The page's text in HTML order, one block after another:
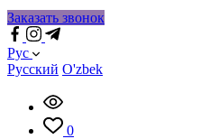
Заказать звонок
Рус
Русский O'zbek
0